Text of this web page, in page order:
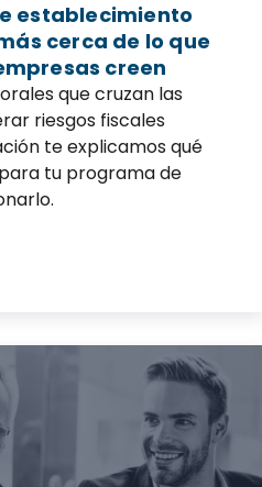
establecimiento
cerca de lo que
creen
que cruzan las
riesgos fiscales
te explicamos qué
tu programa de